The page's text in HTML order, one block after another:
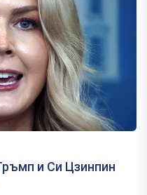
и Си Цзинпин